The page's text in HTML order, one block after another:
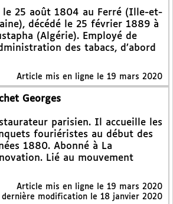
le 25 août 1804 au Ferré (Ille-et-
décédé le 25 février 1889 à
(Algérie). Employé de
des tabacs, d’abord
Article mis en ligne le 19 mars 2020
Georges
parisien. Il accueille les
fouriéristes au début des
1880. Abonné à La
Lié au mouvement
Article mis en ligne le 19 mars 2020
dernière modification le 18 janvier 2020